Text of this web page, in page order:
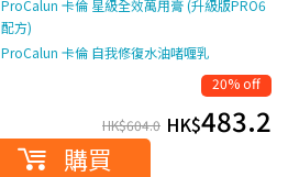
ProCalun 卡倫 星級全效萬用膏 (升級版PRO6
配方)
ProCalun 卡倫 自我修復水油啫喱乳
20% off
HK$604.0 HK$483.2
購買